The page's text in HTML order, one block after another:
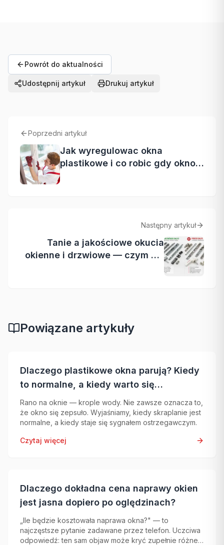
Powrót do aktualności
Udostępnij artykuł Drukuj artykuł
Poprzedni artykuł
Jak wyregulowac okna
plastikowe i co robic gdy okno
Następny artykuł
Tanie a jakościowe okucia
okienne i drzwiowe — czym się
Powiązane artykuły
Dlaczego plastikowe okna parują? Kiedy
to normalne, a kiedy warto się
zaniepokoić
Rano na oknie — krople wody. Nie zawsze oznacza to,
że okno się zepsuło. Wyjaśniamy, kiedy skraplanie jest
normalne, a kiedy staje się sygnałem ostrzegawczym.
Czytaj więcej
Dlaczego dokładna cena naprawy okien
jest jasna dopiero po oględzinach?
„Ile będzie kosztowała naprawa okna?" — to
najczęstsze pytanie zadawane przez telefon. Uczciwa
odpowiedź: ten sam objaw może kryć zupełnie różne